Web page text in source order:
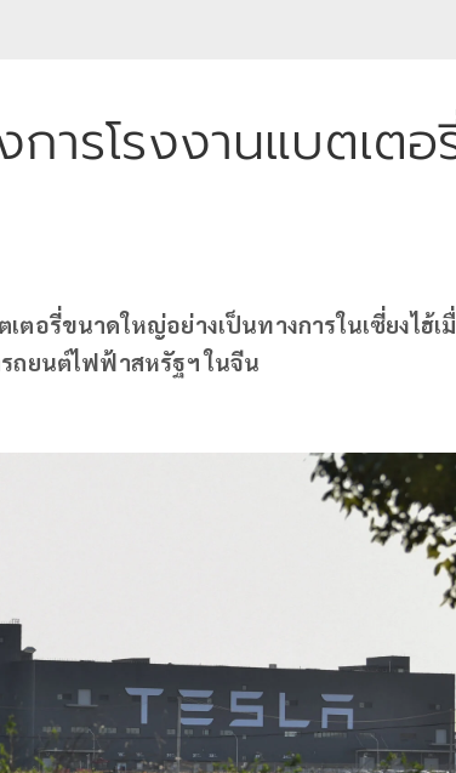
ารโรงงานแบตเตอ
เตอรี่ขนาดใหญ่อย่างเป็นทางการในเซี่ยงไฮ้เ
ถยนต์ไฟฟ้าสหรัฐฯ ในจีน